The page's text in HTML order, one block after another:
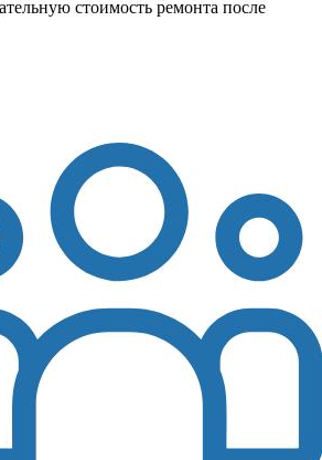
стоимость ремонта после